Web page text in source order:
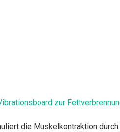
zur
die Muskelkontraktion